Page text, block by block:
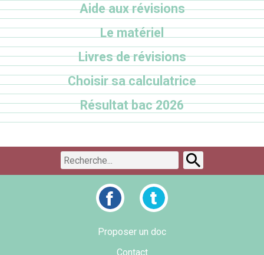
Aide aux révisions
Le matériel
Livres de révisions
Choisir sa calculatrice
Résultat bac 2026
Proposer un doc
Contact